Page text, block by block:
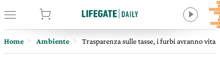
Home Ambiente Trasparenza sulle tasse, i furbi avranno vita